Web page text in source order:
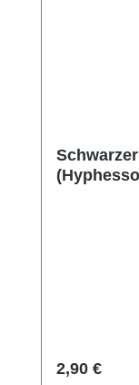
Regulärer
2,90 €